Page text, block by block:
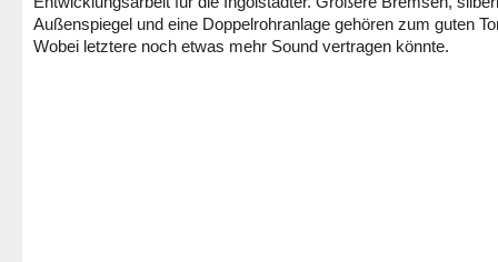
Außenspiegel und eine Doppelrohranlage gehören zum guten
Wobei letztere noch etwas mehr Sound vertragen könnte.